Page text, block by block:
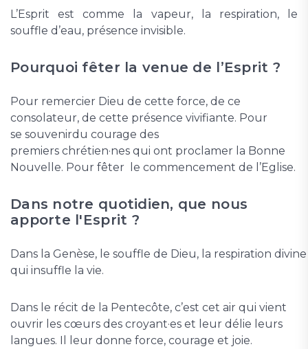
L’Esprit est comme la vapeur, la respiration, le
souffle d’eau, présence invisible.
Pourquoi fêter la venue de l’Esprit ?
Pour remercier Dieu de cette force, de ce
consolateur, de cette présence vivifiante. Pour
se souvenirdu courage des
premiers chrétien·nes qui ont proclamer la Bonne
Nouvelle. Pour fêter le commencement de l’Eglise.
Dans notre quotidien, que nous
apporte l'Esprit ?
Dans la Genèse, le souffle de Dieu, la respiration
qui insuffle la vie.
Dans le récit de la Pentecôte, c’est cet air qui vient
ouvrir les cœurs des croyant·es et leur délie leurs
langues. Il leur donne force, courage et joie.